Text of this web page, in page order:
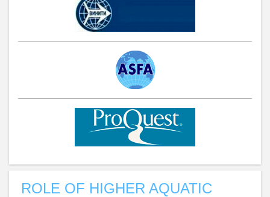
ROLE OF HIGHER AQUATIC